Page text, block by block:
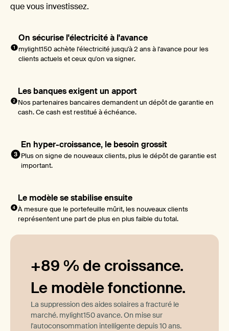
que vous investissez.
On sécurise l'électricité à l'avance
mylight150 achète l'électricité jusqu'à 2 ans à l'avance pour les
clients actuels et ceux qu'on va signer.
Les banques exigent un apport
Nos partenaires bancaires demandent un dépôt de garantie en
cash. Ce cash est restitué à échéance.
En hyper-croissance, le besoin grossit
Plus on signe de nouveaux clients, plus le dépôt de garantie est
important.
Le modèle se stabilise ensuite
À mesure que le portefeuille mûrit, les nouveaux clients
représentent une part de plus en plus faible du total.
+89 % de croissance.
Le modèle fonctionne.
La suppression des aides solaires a fracturé le
marché. mylight150 avance. On mise sur
l'autoconsommation intelligente depuis 10 ans.